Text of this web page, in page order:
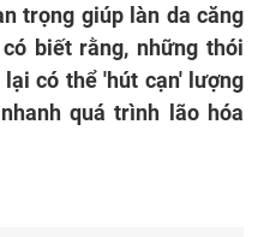
trọng giúp làn da căng
biết rằng, những thói
có thể 'hút cạn' lượng
quá trình lão hóa